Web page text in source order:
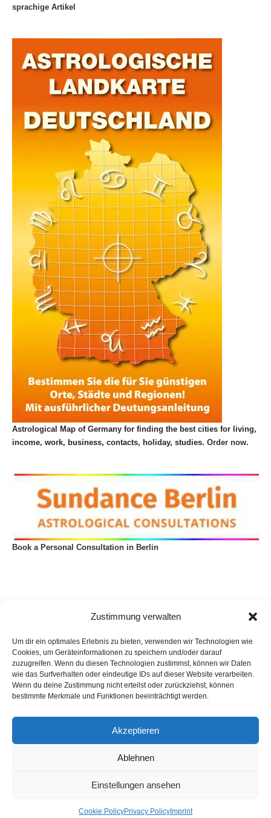
Zustimmung verwalten
Um dir ein optimales Erlebnis zu bieten, verwenden wir Technologien wie
Cookies, um Geräteinformationen zu speichern und/oder darauf
zuzugreifen. Wenn du diesen Technologien zustimmst, können wir Daten
wie das Surfverhalten oder eindeutige IDs auf dieser Website verarbeiten.
Wenn du deine Zustimmung nicht erteilst oder zurückziehst, können
bestimmte Merkmale und Funktionen beeinträchtigt werden.
Akzeptieren
Ablehnen
Einstellungen ansehen
Cookie PolicyPrivacy Policy Imprint
sprachige Artikel
Astrological Map of Germany for finding the best cities for living,
income, work, business, contacts, holiday, studies. Order now.
Book a Personal Consultation in Berlin
List of articles Astrology
Cookie Policy (EU)